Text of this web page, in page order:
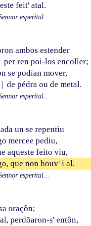
feit' atal.
esperital...
ambos estender
per ren poi-los encoller;
se podían mover,
| de pédra ou de metal.
esperital...
un se repentiu
mercee pediu,
aqueste feito viu,
que non houv' i al.
esperital...
oraçôn;
perdõaron-s' entôn,